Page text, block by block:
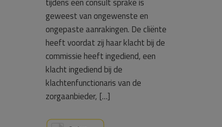
geweest van ongewenste en
ongepaste aanrakingen. De cliënte
heeft voordat zij haar klacht bij de
commissie heeft ingediend, een
klacht ingediend bij de
klachtenfunctionaris van de
zorgaanbieder, […]